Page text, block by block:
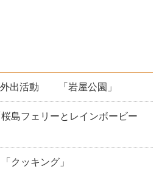
外出活動 「岩屋公園」
フェリーとレインボービー
ッキング」